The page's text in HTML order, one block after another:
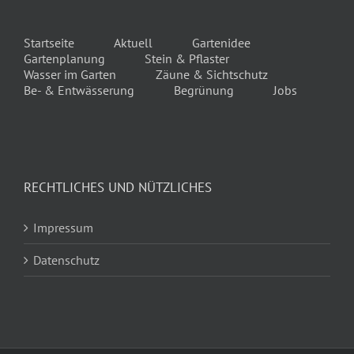
Startseite Aktuell
Gartenidee
Gartenplanung
Stein & Pflaster
Wasser im Garten
Zäune & Sichtschutz
Be- & Entwässerung
Begrünung Jobs
RECHTLICHES UND NÜTZLICHES
Impressum
Datenschutz